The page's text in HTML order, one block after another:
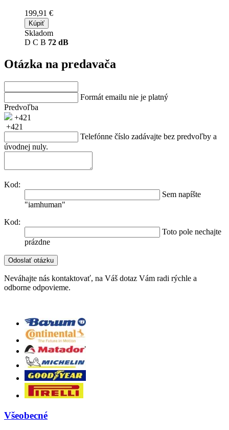
199,91 €
Kúpiť
Skladom
D C B 72 dB
Otázka na predavača
Formát emailu nie je platný
Predvoľba
+421
+421
Telefónne číslo zadávajte bez predvoľby a
úvodnej nuly.
Kod:
Sem napíšte
"iamhuman"
Kod:
Toto pole nechajte
prázdne
Neváhajte nás kontaktovať, na Váš dotaz Vám radi rýchle a
odborne odpovieme.
Všeobecné